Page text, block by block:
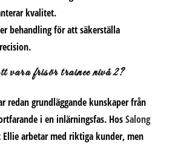
kvalitet.
behandling för att säkerställa
vara frisör trainee nivå 2?
redan grundläggande kunskaper från
i en inlärningsfas. HosSalong
arbetar med riktiga kunder, men